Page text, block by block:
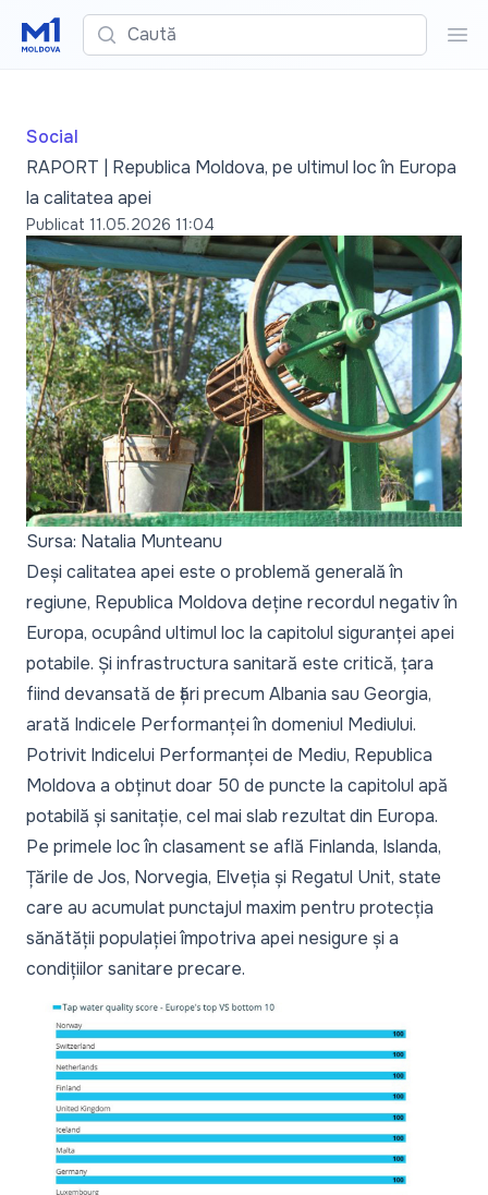
Caută
Social
RAPORT | Republica Moldova, pe ultimul loc în Europa
la calitatea apei
Publicat 11.05.2026 11:04
Sursa: Natalia Munteanu
Deși calitatea apei este o problemă generală în
regiune, Republica Moldova deține recordul negativ în
Europa, ocupând ultimul loc la capitolul siguranței apei
potabile. Și infrastructura sanitară este critică, țara
fiind devansată de țări precum Albania sau Georgia,
arată Indicele Performanței în domeniul Mediului.
Potrivit Indicelui Performanței de Mediu, Republica
Moldova a obținut doar 50 de puncte la capitolul apă
potabilă și sanitație, cel mai slab rezultat din Europa.
Pe primele loc în clasament se află Finlanda, Islanda,
Țările de Jos, Norvegia, Elveția și Regatul Unit, state
care au acumulat punctajul maxim pentru protecția
sănătății populației împotriva apei nesigure și a
condițiilor sanitare precare.